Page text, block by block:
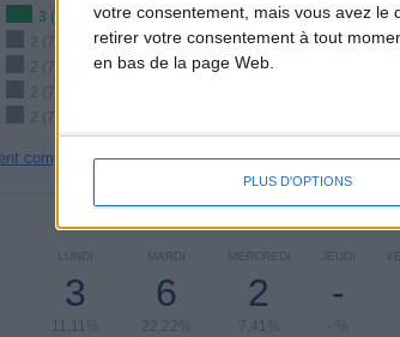
votre consentement, mais vous avez le
retirer votre consentement à tout
en bas de la page Web.
PLUS D'OPTIONS
3 (11,11%)
2 (7,41%)
2 (7,41%)
2 (7,41%)
2 (7,41%)
complet
LUNDI
3
11,11%
MARDI
6
22,22%
MERCREDI
2
7,41%
JEUDI
-
- %